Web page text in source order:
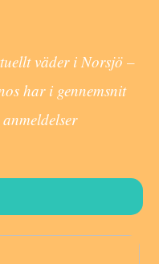
väder i Norsjö –
har i gennemsnit
anmeldelser